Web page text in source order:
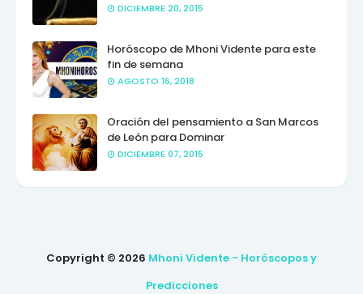
DICIEMBRE 20, 2015
Horóscopo de Mhoni Vidente para este
fin de semana
AGOSTO 16, 2018
Oración del pensamiento a San Marcos
de León para Dominar
DICIEMBRE 07, 2015
Copyright © 2026 Mhoni Vidente - Horóscopos y
Predicciones